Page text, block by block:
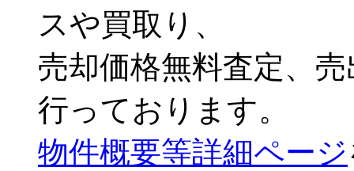
スや買取り、
売却価格無料査定、
行っております。
物件概要等詳細ページ